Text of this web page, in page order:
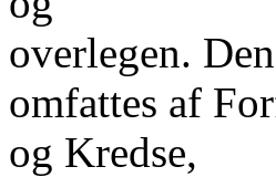
overlegen.
omfattes af
og Kredse,